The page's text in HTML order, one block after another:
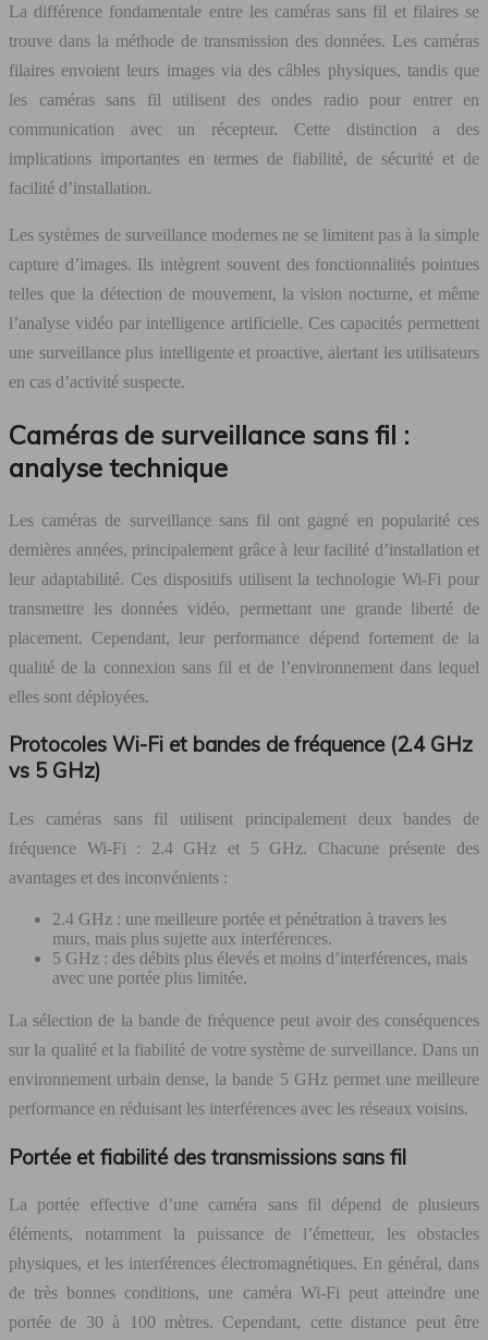
La différence fondamentale entre les caméras sans fil et filaires se
trouve dans la méthode de transmission des données. Les caméras
filaires envoient leurs images via des câbles physiques, tandis que
les caméras sans fil utilisent des ondes radio pour entrer en
communication avec un récepteur. Cette distinction a des
implications importantes en termes de fiabilité, de sécurité et de
facilité d’installation.
Les systèmes de surveillance modernes ne se limitent pas à la simple
capture d’images. Ils intègrent souvent des fonctionnalités pointues
telles que la détection de mouvement, la vision nocturne, et même
l’analyse vidéo par intelligence artificielle. Ces capacités permettent
une surveillance plus intelligente et proactive, alertant les utilisateurs
en cas d’activité suspecte.
Caméras de surveillance sans fil :
analyse technique
Les caméras de surveillance sans fil ont gagné en popularité ces
dernières années, principalement grâce à leur facilité d’installation et
leur adaptabilité. Ces dispositifs utilisent la technologie Wi-Fi pour
transmettre les données vidéo, permettant une grande liberté de
placement. Cependant, leur performance dépend fortement de la
qualité de la connexion sans fil et de l’environnement dans lequel
elles sont déployées.
Protocoles Wi-Fi et bandes de fréquence (2.4 GHz
vs 5 GHz)
Les caméras sans fil utilisent principalement deux bandes de
fréquence Wi-Fi : 2.4 GHz et 5 GHz. Chacune présente des
avantages et des inconvénients :
2.4 GHz : une meilleure portée et pénétration à travers les
murs, mais plus sujette aux interférences.
5 GHz : des débits plus élevés et moins d’interférences, mais
avec une portée plus limitée.
La sélection de la bande de fréquence peut avoir des conséquences
sur la qualité et la fiabilité de votre système de surveillance. Dans un
environnement urbain dense, la bande 5 GHz permet une meilleure
performance en réduisant les interférences avec les réseaux voisins.
Portée et fiabilité des transmissions sans fil
La portée effective d’une caméra sans fil dépend de plusieurs
éléments, notamment la puissance de l’émetteur, les obstacles
physiques, et les interférences électromagnétiques. En général, dans
de très bonnes conditions, une caméra Wi-Fi peut atteindre une
portée de 30 à 100 mètres. Cependant, cette distance peut être